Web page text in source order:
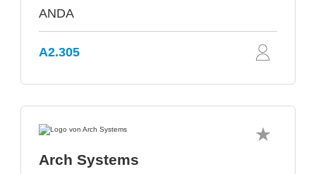
ANDA
A2.305
Arch Systems